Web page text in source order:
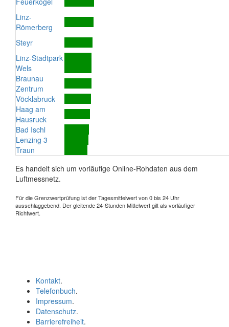
Linz-
Römerberg
Steyr
Linz-Stadtpark
Wels
Braunau
Zentrum
Vöcklabruck
Haag am
Hausruck
Bad Ischl
Lenzing 3
Traun
Es handelt sich um vorläufige Online-Rohdaten aus dem
Luftmessnetz.
Für die Grenzwertprüfung ist der Tagesmittelwert von 0 bis 24 Uhr
ausschlaggebend. Der gleitende 24-Stunden Mittelwert gilt als vorläufiger
Richtwert.
Kontakt.
Telefonbuch.
Impressum.
Datenschutz.
Barrierefreiheit.